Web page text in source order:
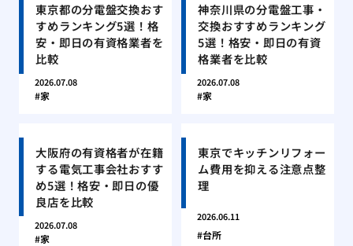
東京都の分電盤交換おす
すめランキング5選！格
安・即日の有資格業者を
比較
2026.07.08
家
神奈川県の分電盤工事・
交換おすすめランキング
5選！格安・即日の有資
格業者を比較
2026.07.08
家
大阪府の有資格者が在籍
する電気工事会社おすす
め5選！格安・即日の優
良店を比較
2026.07.08
家
東京でキッチンリフォー
ム費用を抑える注意点整
理
2026.06.11
台所